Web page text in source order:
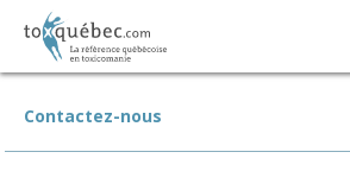
Contactez-nous